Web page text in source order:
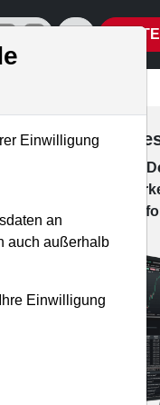
Social Media-Aktien- und
Trading-
Einwilligung
an
auch außerhalb
Einwilligung